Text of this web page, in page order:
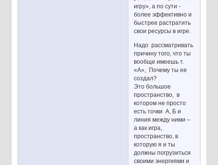
игру», а по сути -
более эффективно и
быстрее растратить
свои ресурсы в игре.
Надо рассматривать
причину того, что ты
вообще имеешь т.
«А», Почему ты ее
создал?
Это большое
пространство, в
котором не просто
есть точки А, Б и
линия между ними –
а как игра,
пространство, в
которую я и ты
должны погрузиться
своими энергиями и